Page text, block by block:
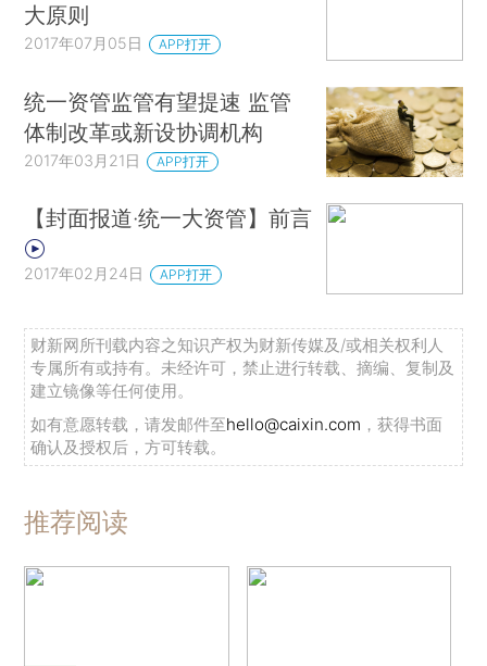
大原则
2017年07月05日 APP打开
统一资管监管有望提速 监管
体制改革或新设协调机构
2017年03月21日 APP打开
【封面报道·统一大资管】前言
2017年02月24日 APP打开
财新网所刊载内容之知识产权为财新传媒及/或相关权利人
专属所有或持有。未经许可，禁止进行转载、摘编、复制及
建立镜像等任何使用。
如有意愿转载，请发邮件至hello@caixin.com ，获得书面
确认及授权后，方可转载。
推荐阅读